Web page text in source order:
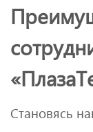
Становясь